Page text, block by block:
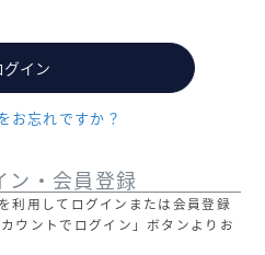
グイン
お忘れですか？
ン・会員登録
用してログインまたは会員登録
ウントでログイン」ボタンよりお